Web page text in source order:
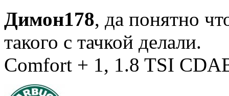
Димон178, да понятно
такого с тачкой делали.
Comfort + 1, 1.8 TSI